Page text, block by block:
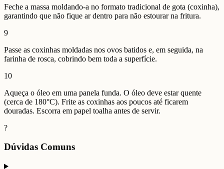
Feche a massa moldando-a no formato tradicional de gota (coxinha),
garantindo que não fique ar dentro para não estourar na fritura.
9
Passe as coxinhas moldadas nos ovos batidos e, em seguida, na
farinha de rosca, cobrindo bem toda a superfície.
10
Aqueça o óleo em uma panela funda. O óleo deve estar quente
(cerca de 180°C). Frite as coxinhas aos poucos até ficarem
douradas. Escorra em papel toalha antes de servir.
?
Dúvidas Comuns